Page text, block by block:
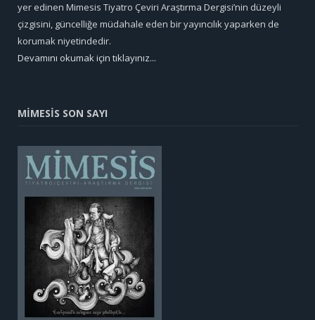
yer edinen Mimesis Tiyatro Çeviri Araştırma Dergisi’nin düzeyli
çizgisini, güncelliğe müdahale eden bir yayıncılık yaparken de
korumak niyetindedir.
Devamını okumak için tıklayınız...
MİMESİS SON SAYI